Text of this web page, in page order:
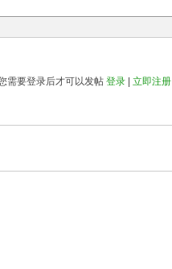
需要登录后才可以发帖 登录| 立即注册